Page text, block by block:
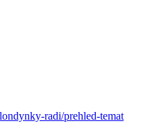
radi/prehled-temat